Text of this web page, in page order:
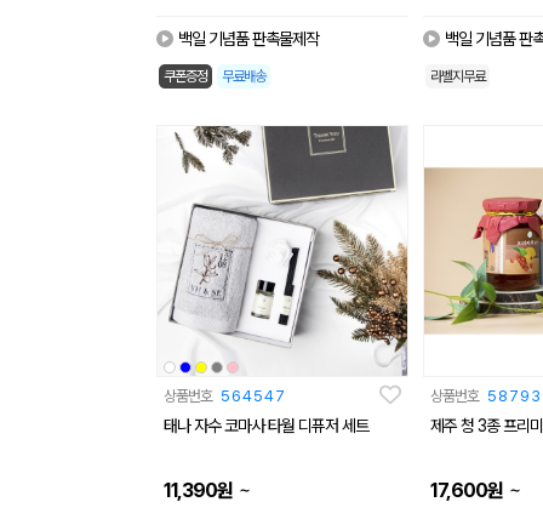
백일 기념품 판촉물제작
쿠폰증정 무료배송
백일 기념품 판
라벨지무료
상품번호 564547
태나 자수 코마사 타월 디퓨저 세트
11,390원 ~
상품번호
제주 청 3종 프리
17,600원 ~